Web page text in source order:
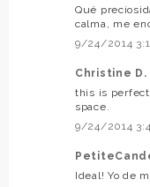
Qué
calma, me
9/24/2014
Christine
this is
space.
9/24/2014
Ideal! Yo de